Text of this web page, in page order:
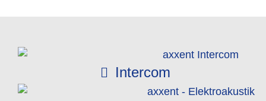
Intercom